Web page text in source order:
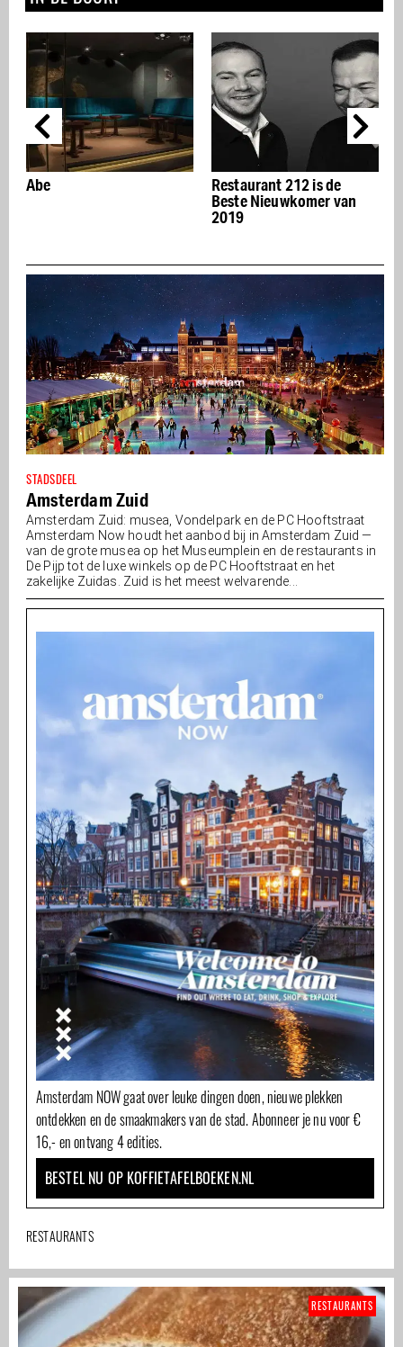
Abe
Restaurant 212 is de
Beste Nieuwkomer van
2019
STADSDEEL
Amsterdam Zuid
Amsterdam Zuid: musea, Vondelpark en de PC Hooftstraat
Amsterdam Now houdt het aanbod bij in Amsterdam Zuid —
van de grote musea op het Museumplein en de restaurants in
De Pijp tot de luxe winkels op de PC Hooftstraat en het
zakelijke Zuidas. Zuid is het meest welvarende...
Amsterdam NOW gaat over leuke dingen doen, nieuwe plekken
ontdekken en de smaakmakers van de stad. Abonneer je nu voor €
16,- en ontvang 4 edities.
BESTEL NU OP KOFFIETAFELBOEKEN.NL
RESTAURANTS
RESTAURANTS